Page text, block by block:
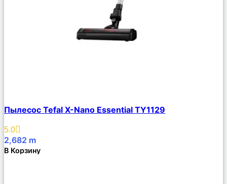
Описание
Избранное
Пылесос Tefal X-Nano Essential TY1129
5.0
2,682 m
В Корзину